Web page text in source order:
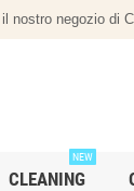
nostro negozio di
CLEANING
NEW